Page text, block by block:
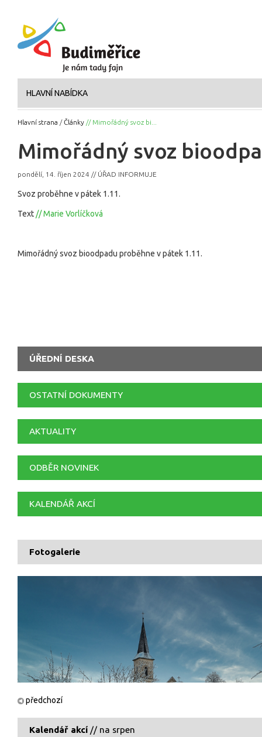
HLAVNÍ NABÍDKA
Hlavní strana /Články // Mimořádný svoz bi...
Mimořádný svoz
pondělí, 14. říjen 2024 // ÚŘAD INFORMUJE
Svoz proběhne v pátek 1.11.
Text// Marie Vorlíčková
Mimořádný svoz bioodpadu proběhne v pátek 1.11.
ÚŘEDNÍ DESKA
OSTATNÍ DOKUMENTY
AKTUALITY
ODBĚR NOVINEK
KALENDÁŘ AKCÍ
Fotogalerie
předchozí
Kalendář akcí // na srpen